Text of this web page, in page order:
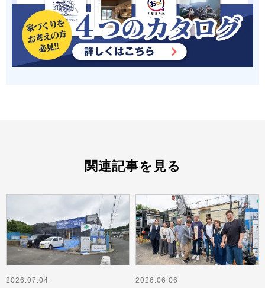
関連記事を見る
2026.07.04 2026.06.06